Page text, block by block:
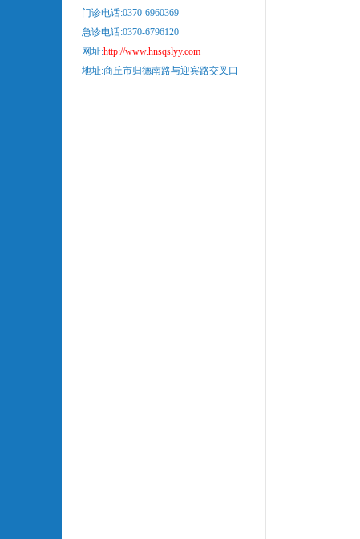
门诊电话:0370-6960369
急诊电话:0370-6796120
网址:http://www.hnsqslyy.com
地址:商丘市归德南路与迎宾路交叉口